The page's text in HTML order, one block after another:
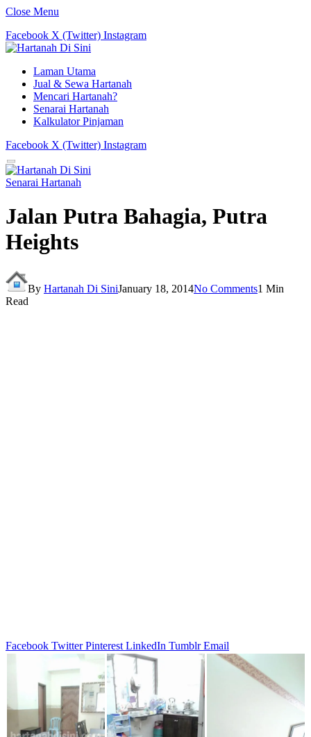
Close Menu
Facebook X (Twitter) Instagram
Laman Utama
Jual & Sewa Hartanah
Mencari Hartanah?
Senarai Hartanah
Kalkulator Pinjaman
Facebook X (Twitter) Instagram
Senarai Hartanah
Jalan Putra Bahagia, Putra
Heights
By Hartanah Di SiniJanuary 18, 2014No Comments1 Min
Read
Facebook Twitter Pinterest LinkedIn Tumblr Email